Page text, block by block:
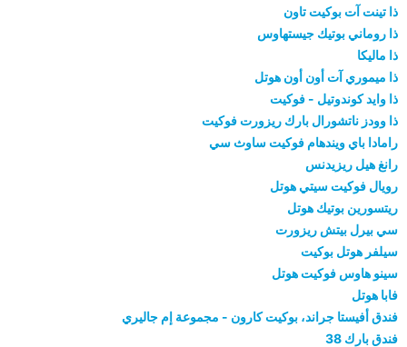
ذا تينت آت بوكيت تاون
ذا روماني بوتيك جيستهاوس
ذا ماليكا
ذا ميموري آت أون أون هوتل
ذا وايد كوندوتيل - فوكيت
ذا وودز ناتشورال بارك ريزورت فوكيت
رامادا باي ويندهام فوكيت ساوث سي
رانغ هيل ريزيدنس
رويال فوكيت سيتي هوتل
ريتسورين بوتيك هوتل
سي بيرل بيتش ريزورت
سيلفر هوتل بوكيت
سينو هاوس فوكيت هوتل
فابا هوتل
فندق أفيستا جراند، بوكيت كارون - مجموعة إم جاليري
فندق بارك 38